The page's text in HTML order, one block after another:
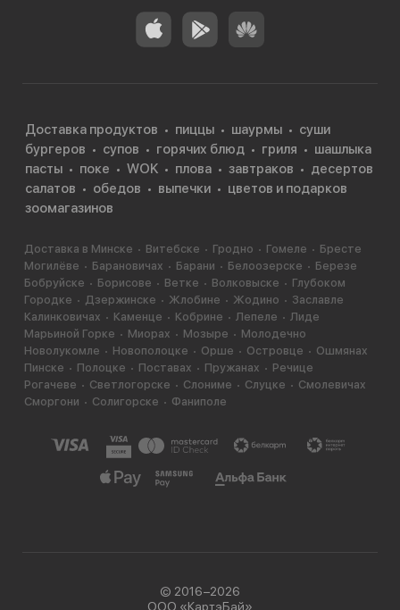
Доставка продуктов пиццы шаурмы
суши
бургеров
супов горячих блюд гриля
шашлыка
пасты
поке WOK плова завтраков
десертов
салатов
обедов выпечки
цветов и подарков
зоомагазинов
Доставка в Минске Витебске Гродно Гомеле
Бресте
Могилёве
Барановичах Барани Белоозерске
Березе
Бобруйске
Борисове Ветке Волковыске
Глубоком
Городке
Дзержинске Жлобине Жодино
Заславле
Калинковичах
Каменце Кобрине Лепеле
Лиде
Марьиной Горке
Миорах Мозыре
Молодечно
Новолукомле
Новополоцке Орше Островце
Ошмянах
Пинске
Полоцке Поставах Пружанах
Речице
Рогачеве
Светлогорске Слониме Слуцке
Смолевичах
Сморгони
Солигорске Фаниполе
© 2016−2026
ООО «КартэБай»